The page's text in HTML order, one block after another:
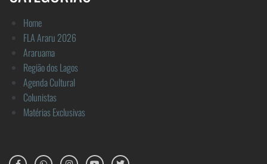
Home
FLA Araru 2026
Araruama
Região dos Lagos
Agenda Cultural
Colunistas
Matérias Exclusivas